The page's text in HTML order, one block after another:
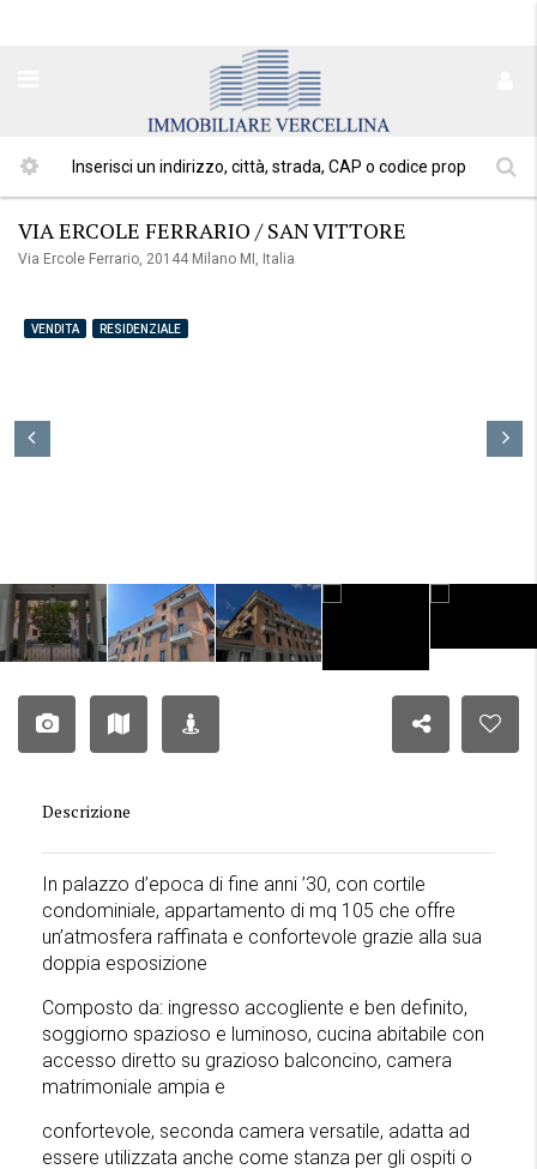
VIA ERCOLE FERRARIO / SAN VITTORE
Via Ercole Ferrario, 20144 Milano MI, Italia
VENDITA RESIDENZIALE
Descrizione
In palazzo d’epoca di fine anni ’30, con cortile
condominiale, appartamento di mq 105 che offre
un’atmosfera raffinata e confortevole grazie alla sua
doppia esposizione
Composto da: ingresso accogliente e ben definito,
soggiorno spazioso e luminoso, cucina abitabile con
accesso diretto su grazioso balconcino, camera
matrimoniale ampia e
confortevole, seconda camera versatile, adatta ad
essere utilizzata anche come stanza per gli ospiti o